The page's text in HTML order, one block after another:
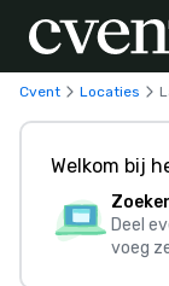
Cvent Locaties
Welkom bij
Deel
voeg